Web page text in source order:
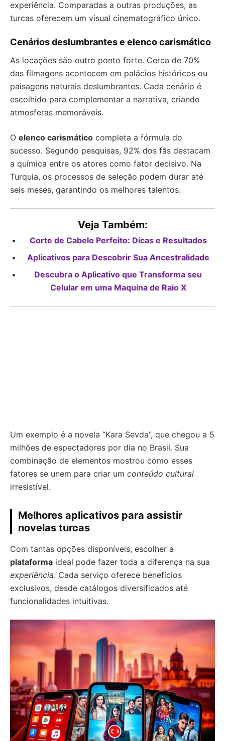
experiência. Comparadas a outras produções, as
turcas oferecem um visual cinematográfico único.
Cenários deslumbrantes e elenco carismático
As locações são outro ponto forte. Cerca de 70%
das filmagens acontecem em palácios históricos ou
paisagens naturais deslumbrantes. Cada cenário é
escolhido para complementar a narrativa, criando
atmosferas memoráveis.
O elenco carismático completa a fórmula do
sucesso. Segundo pesquisas, 92% dos fãs destacam
a química entre os atores como fator decisivo. Na
Turquia, os processos de seleção podem durar até
seis meses, garantindo os melhores talentos.
Veja Também:
Corte de Cabelo Perfeito: Dicas e Resultados
Aplicativos para Descobrir Sua Ancestralidade
Descubra o Aplicativo que Transforma seu
Celular em uma Maquina de Raio X
Um exemplo é a novela “Kara Sevda”, que chegou a 5
milhões de espectadores por dia no Brasil. Sua
combinação de elementos mostrou como esses
fatores se unem para criar um conteúdo cultural
irresistível.
Melhores aplicativos para assistir
novelas turcas
Com tantas opções disponíveis, escolher a
plataforma ideal pode fazer toda a diferença na sua
experiência. Cada serviço oferece benefícios
exclusivos, desde catálogos diversificados até
funcionalidades intuitivas.